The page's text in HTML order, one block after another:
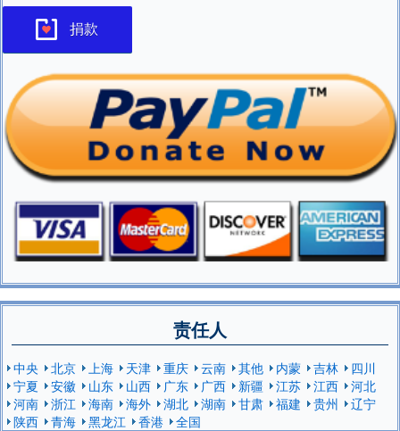
捐款
责任人
中央 北京 上海 天津 重庆 云南 其他 内蒙 吉林
四川
宁夏
安徽 山东 山西 广东 广西 新疆 江苏 江西
河北
河南
浙江 海南 海外 湖北 湖南 甘肃 福建 贵州
辽宁
陕西
青海 黑龙江 香港 全国